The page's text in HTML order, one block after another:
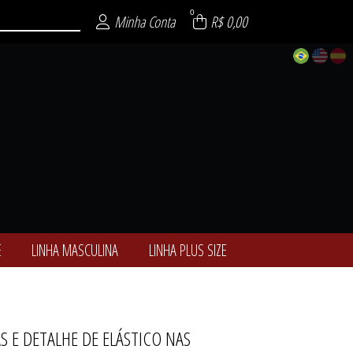
Minha Conta 0 R$ 0,00
LINHA MASCULINA LINHA PLUS SIZE
DETALHE DE ELÁSTICO NAS